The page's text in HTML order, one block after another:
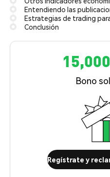
Entendiendo las
Estrategias de trading
Conclusión
Bono
Regístrate y